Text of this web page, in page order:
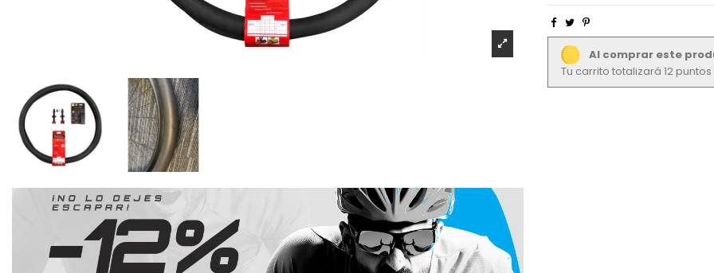
Al comprar este
Tu carrito totalizará 12